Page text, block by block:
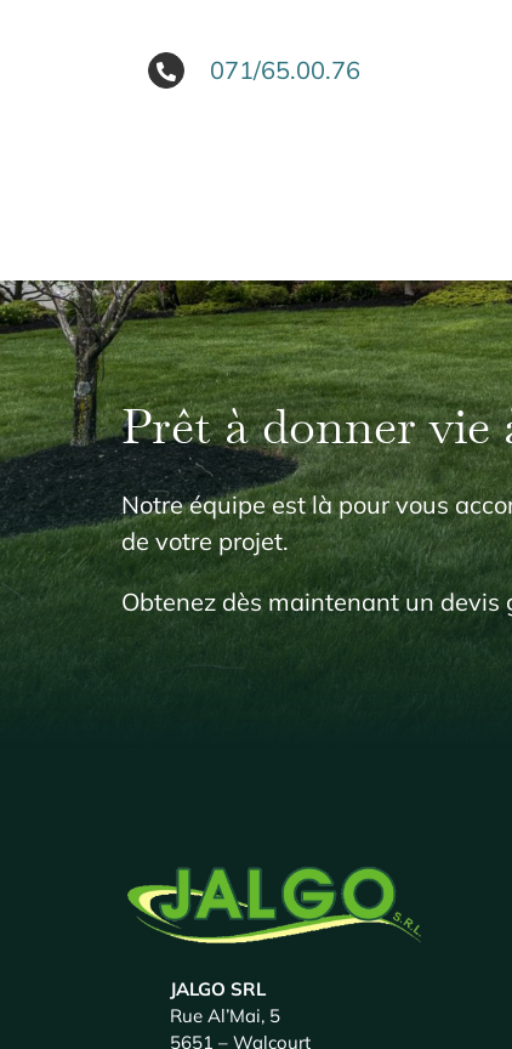
071/65.00.76
Prêt à donner vie
Notre équipe est là pour vous
de votre projet.
Obtenez dès maintenant un devis
JALGO SRL
Rue Al’Mai, 5
5651 – Walcourt